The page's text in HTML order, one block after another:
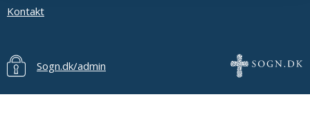
Kontakt
Sogn.dk/admin